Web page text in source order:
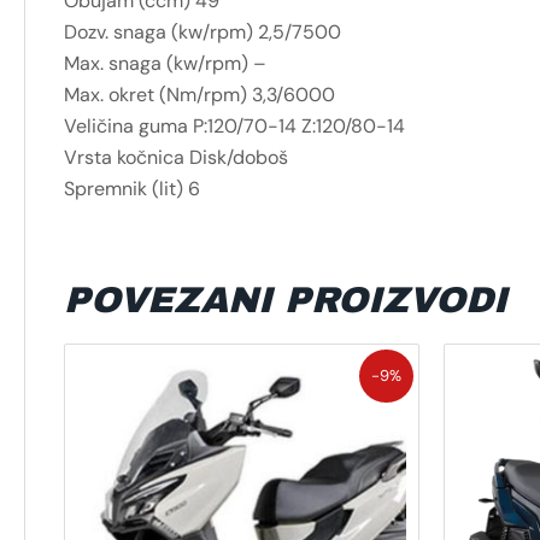
Dozv. snaga (kw/rpm) 2,5/7500
Max. snaga (kw/rpm) –
Max. okret (Nm/rpm) 3,3/6000
Veličina guma P:120/70-14 Z:120/80-14
Vrsta kočnica Disk/doboš
Spremnik (lit) 6
POVEZANI PROIZVODI
-9%
cijena
bila
je:
5.498,00 €.
Trenutna
cijena
je: